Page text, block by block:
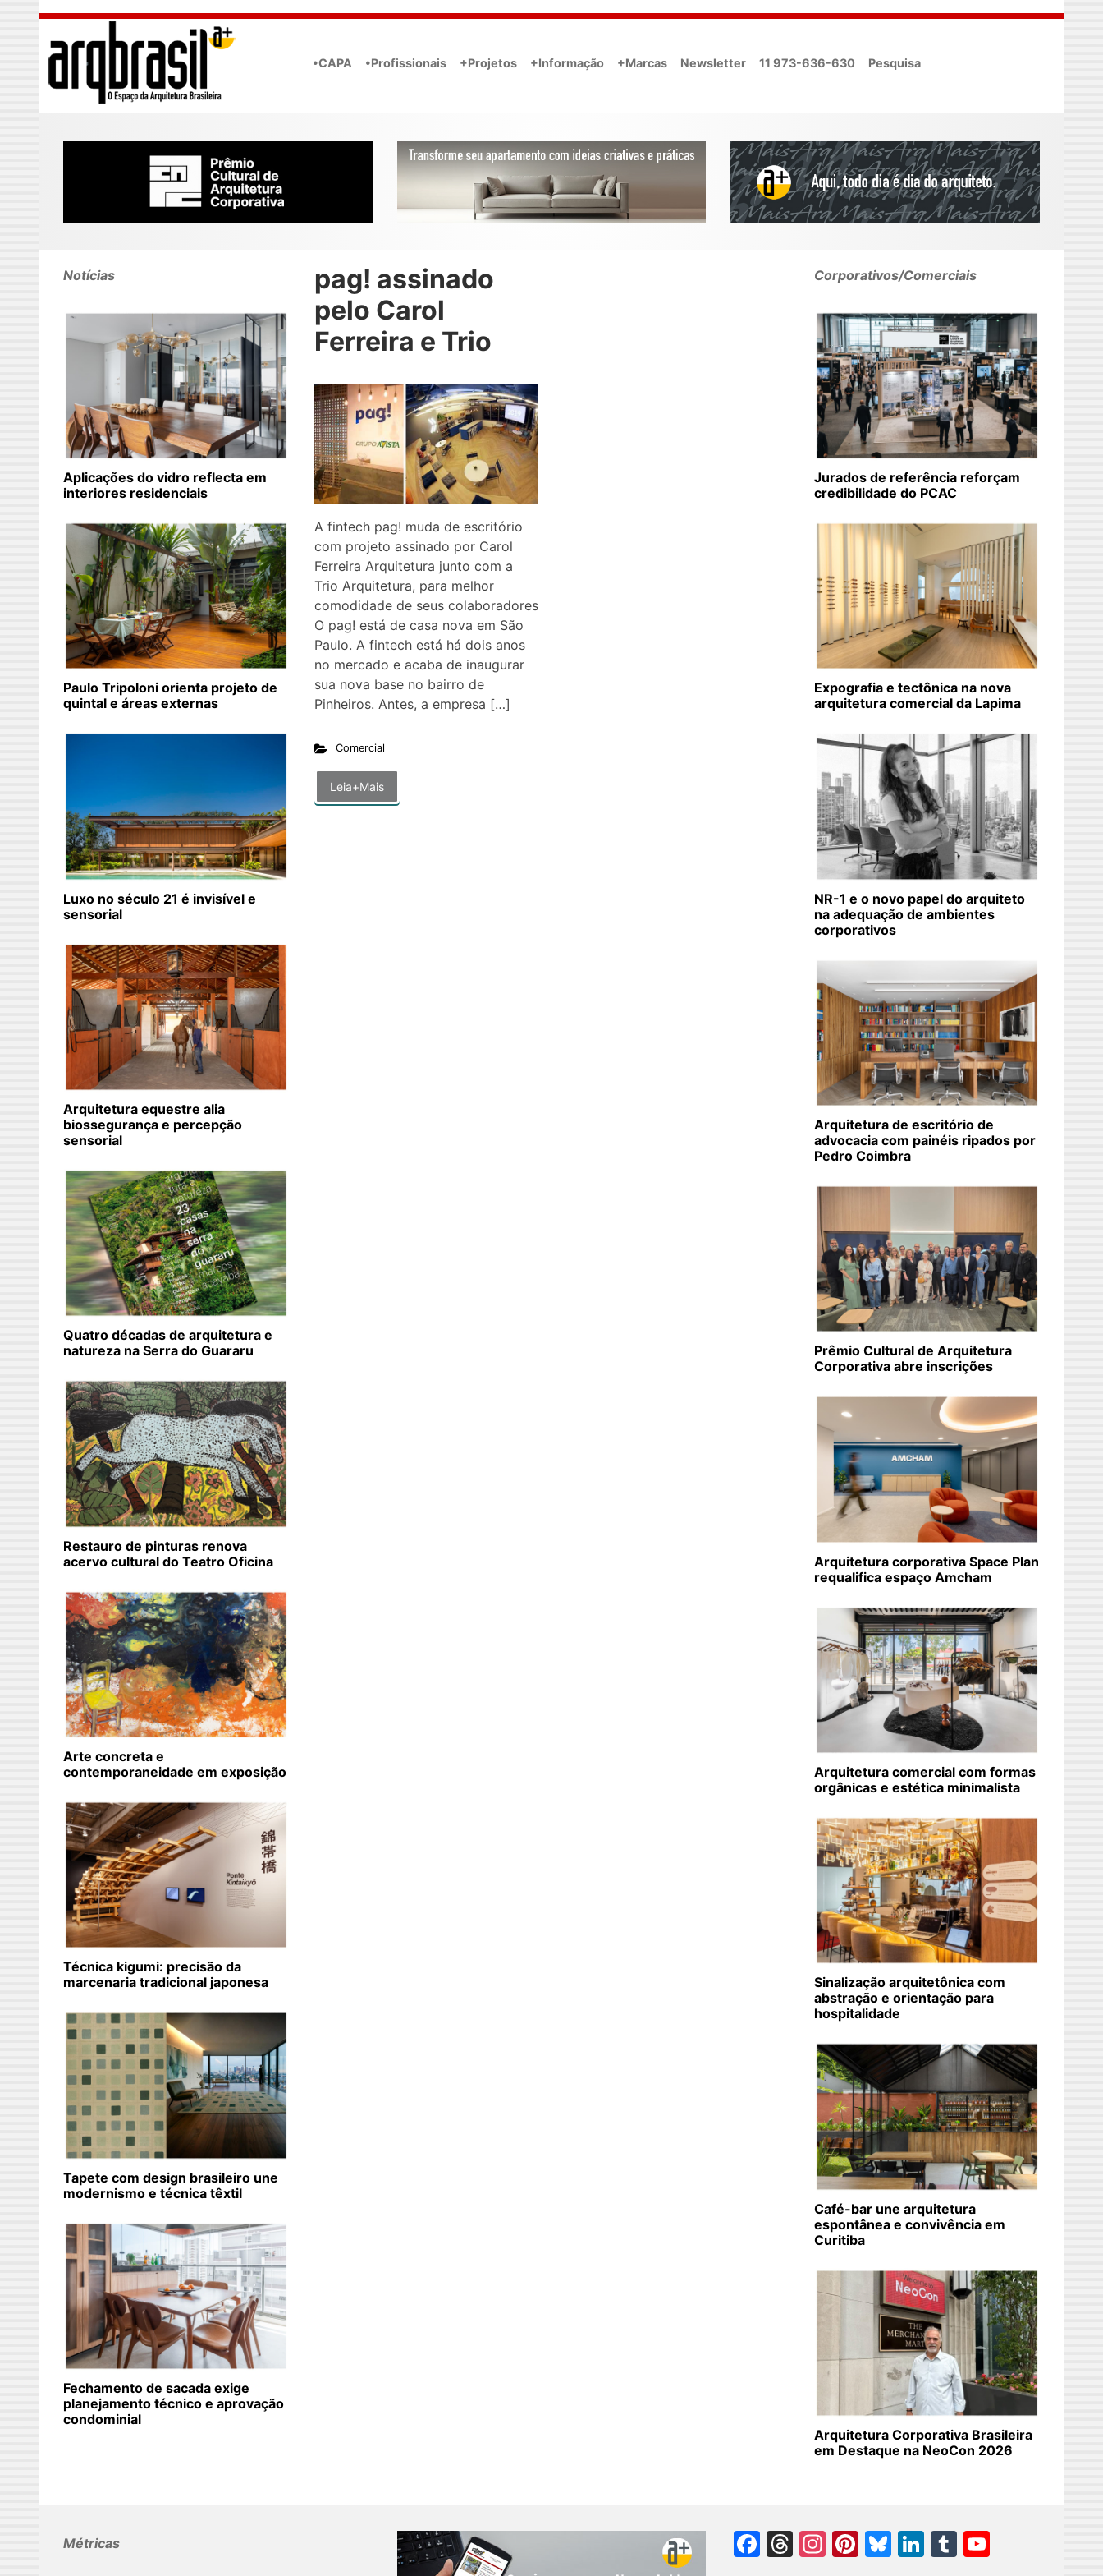
Skip to main content
•CAPA •Profissionais +Projetos +Informação +Marcas Newsletter 11 973-636-630 Pesquisa
pag! assinado
pelo Carol
Ferreira e Trio
A fintech pag! muda de escritório
com projeto assinado por Carol
Ferreira Arquitetura junto com a
Trio Arquitetura, para melhor
comodidade de seus colaboradores
O pag! está de casa nova em São
Paulo. A fintech está há dois anos
no mercado e acaba de inaugurar
sua nova base no bairro de
Pinheiros. Antes, a empresa […]
Comercial
Leia+Mais
Notícias
Aplicações do vidro reflecta em
interiores residenciais
Paulo Tripoloni orienta projeto de
quintal e áreas externas
Luxo no século 21 é invisível e
sensorial
Arquitetura equestre alia
biossegurança e percepção
sensorial
Quatro décadas de arquitetura e
natureza na Serra do Guararu
Restauro de pinturas renova
acervo cultural do Teatro Oficina
Arte concreta e
contemporaneidade em exposição
Técnica kigumi: precisão da
marcenaria tradicional japonesa
Tapete com design brasileiro une
modernismo e técnica têxtil
Fechamento de sacada exige
planejamento técnico e aprovação
condominial
Corporativos/Comerciais
Jurados de referência reforçam
credibilidade do PCAC
Expografia e tectônica na nova
arquitetura comercial da Lapima
NR-1 e o novo papel do arquiteto
na adequação de ambientes
corporativos
Arquitetura de escritório de
advocacia com painéis ripados por
Pedro Coimbra
Prêmio Cultural de Arquitetura
Corporativa abre inscrições
Arquitetura corporativa Space Plan
requalifica espaço Amcham
Arquitetura comercial com formas
orgânicas e estética minimalista
Sinalização arquitetônica com
abstração e orientação para
hospitalidade
Café-bar une arquitetura
espontânea e convivência em
Curitiba
Arquitetura Corporativa Brasileira
em Destaque na NeoCon 2026
Métricas Facebook
Threads
Instagram
Pinterest
Bluesky
LinkedIn
Tumblr